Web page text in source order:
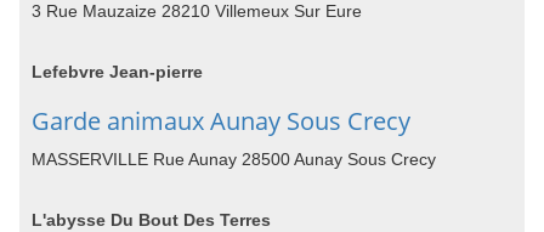
3 Rue Mauzaize 28210 Villemeux Sur Eure
Lefebvre Jean-pierre
Garde animaux Aunay Sous Crecy
MASSERVILLE Rue Aunay 28500 Aunay Sous Crecy
L'abysse Du Bout Des Terres